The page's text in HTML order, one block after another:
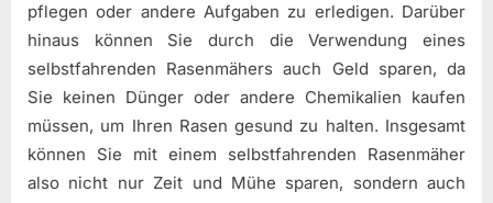
pflegen oder andere Aufgaben zu erledigen. Darüber
hinaus können Sie durch die Verwendung eines
selbstfahrenden Rasenmähers auch Geld sparen, da
Sie keinen Dünger oder andere Chemikalien kaufen
müssen, um Ihren Rasen gesund zu halten. Insgesamt
können Sie mit einem selbstfahrenden Rasenmäher
also nicht nur Zeit und Mühe sparen, sondern auch